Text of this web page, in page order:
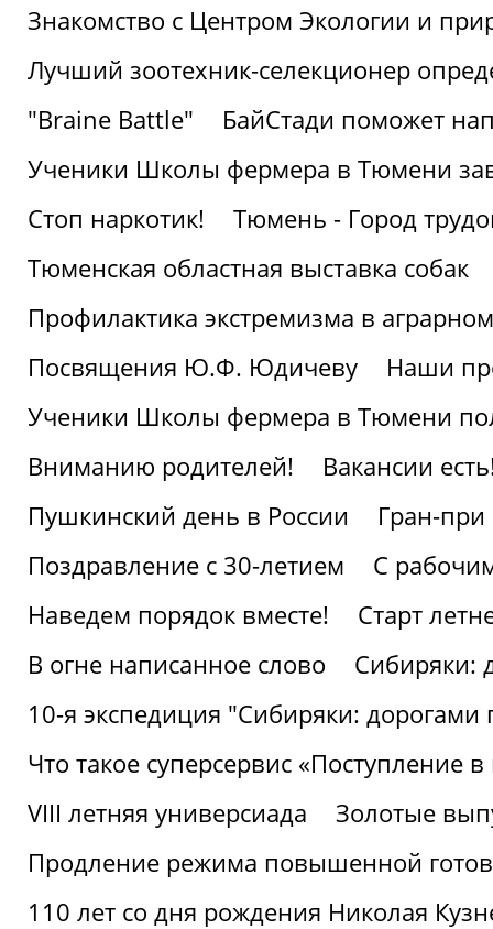
Знакомство с Центром Экологии и
Лучший зоотехник-селекционер
"Braine Battle"
БайСтади поможет
Ученики Школы фермера в Тюмени
Стоп наркотик!
Тюмень - Город
Тюменская областная выставка собак
Профилактика экстремизма в аграрном
Посвящения Ю.Ф. Юдичеву
Наши
Ученики Школы фермера в Тюмени
Вниманию родителей!
Вакансии
Пушкинский день в России
Гран-
Поздравление с 30-летием
С
Наведем порядок вместе!
Старт
В огне написанное слово
Сибиряки:
10-я экспедиция "Сибиряки: дорогами
Что такое суперсервис «Поступление
VIII летняя универсиада
Золотые
Продление режима повышенной
110 лет со дня рождения Николая